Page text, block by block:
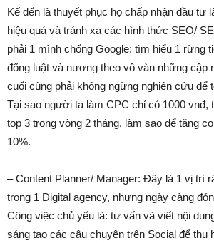
Kế đến là thuyết phục họ chấp nhận đầu tư
hiệu quả và tránh xa các hình thức SEO/
phải 1 mình chống Google: tìm hiểu 1 rừng
đống luật và nương theo vô vàn những cập
cuối cùng phải không ngừng nghiên cứu để
Tại sao người ta làm CPC chỉ có 1000 vnđ,
top 3 trong vòng 2 tháng, làm sao để tăng
10%.
– Content Planner/ Manager: Đây là 1 vị trí
trong 1 Digital agency, nhưng ngày càng
Công việc chủ yếu là: tư vấn và viết nội
sáng tạo các câu chuyện trên Social để thu